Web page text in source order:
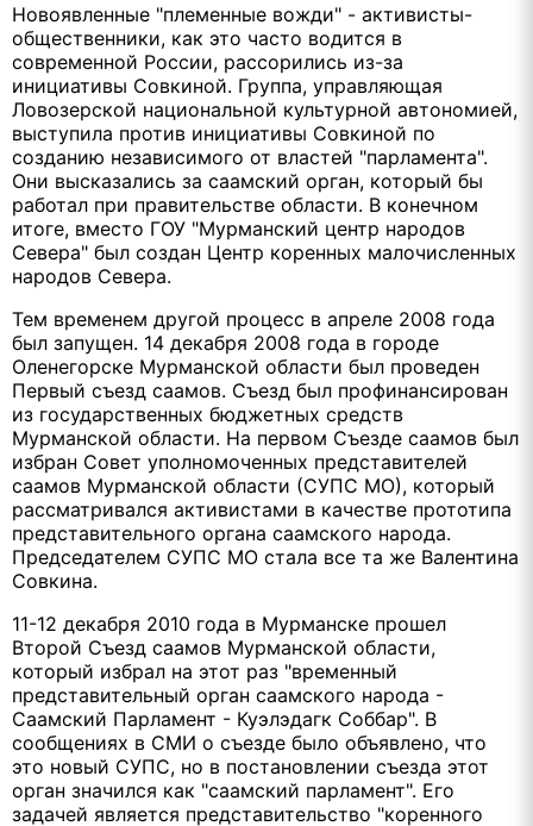
Новоявленные "племенные вожди" - активисты-
общественники, как это часто водится в
современной России, рассорились из-за
инициативы Совкиной. Группа, управляющая
Ловозерской национальной культурной автономией,
выступила против инициативы Совкиной по
созданию независимого от властей "парламента".
Они высказались за саамский орган, который бы
работал при правительстве области. В конечном
итоге, вместо ГОУ "Мурманский центр народов
Севера" был создан Центр коренных малочисленных
народов Севера.
Тем временем другой процесс в апреле 2008 года
был запущен. 14 декабря 2008 года в городе
Оленегорске Мурманской области был проведен
Первый съезд саамов. Съезд был профинансирован
из государственных бюджетных средств
Мурманской области. На первом Съезде саамов был
избран Совет уполномоченных представителей
саамов Мурманской области (СУПС МО), который
рассматривался активистами в качестве прототипа
представительного органа саамского народа.
Председателем СУПС МО стала все та же Валентина
Совкина.
11-12 декабря 2010 года в Мурманске прошел
Второй Съезд саамов Мурманской области,
который избрал на этот раз "временный
представительный орган саамского народа -
Саамский Парламент - Куэлэдагк Соббар". В
сообщениях в СМИ о съезде было объявлено, что
это новый СУПС, но в постановлении съезда этот
орган значился как "саамский парламент". Его
задачей является представительство "коренного